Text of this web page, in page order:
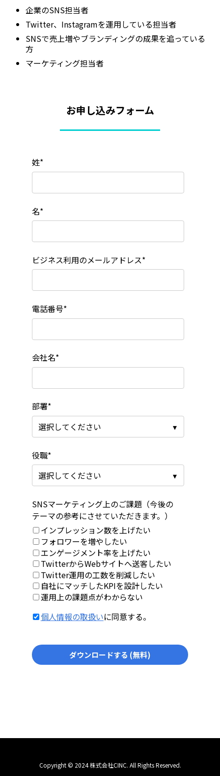
企業のSNS担当者
Twitter、Instagramを運用している担当者
SNSで売上増やブランディングの成果を追っている
方
マーケティング担当者
お申し込みフォーム
姓*
名*
ビジネス利用のメールアドレス*
電話番号*
会社名*
部署*
役職*
SNSマーケティング上のご課題（今後の
テーマの参考にさせていただきます。）
インプレッション数を上げたい
フォロワーを増やしたい
エンゲージメント率を上げたい
TwitterからWebサイトへ送客したい
Twitter運用の工数を削減したい
自社にマッチしたKPIを設計したい
運用上の課題点がわからない
個人情報の取扱いに同意する。
Copyright © 2024 株式会社CINC. All Rights Reserved.